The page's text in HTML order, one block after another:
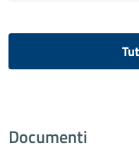
Documenti